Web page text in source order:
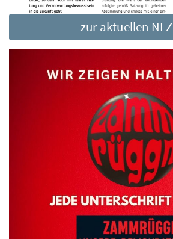
zur aktuellen NLZ